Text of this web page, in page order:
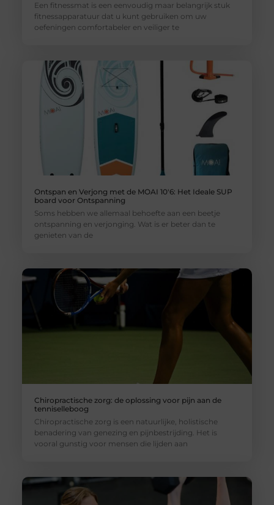
Een fitnessmat is een eenvoudig maar belangrijk stuk
fitnessapparatuur dat u kunt gebruiken om uw
oefeningen comfortabeler en veiliger te
Ontspan en Verjong met de MOAI 10'6: Het Ideale SUP
board voor Ontspanning
Soms hebben we allemaal behoefte aan een beetje
ontspanning en verjonging. Wat is er beter dan te
genieten van de
Chiropractische zorg: de oplossing voor pijn aan de
tenniselleboog
Chiropractische zorg is een natuurlijke, holistische
benadering van genezing en pijnbestrijding. Het is
vooral gunstig voor mensen die lijden aan